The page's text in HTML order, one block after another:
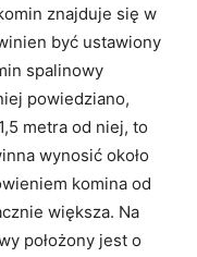
znajduje się w
być ustawiony
spalinowy
powiedziano,
metra od niej, to
wynosić około
komina od
większa. Na
położony jest o